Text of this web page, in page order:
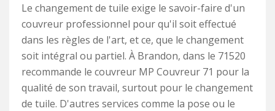
Le changement de tuile exige le savoir-faire d'un
couvreur professionnel pour qu'il soit effectué
dans les règles de l'art, et ce, que le changement
soit intégral ou partiel. À Brandon, dans le 71520
recommande le couvreur MP Couvreur 71 pour la
qualité de son travail, surtout pour le changement
de tuile. D'autres services comme la pose ou le